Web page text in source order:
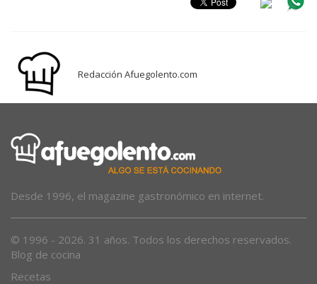
Redacción Afuegolento.com
Desde 1996, el magazine gastronómico en internet.
© 1996 - 2026. 31 años. Todos los derechos reservados.
Blog de cocina
Recetas